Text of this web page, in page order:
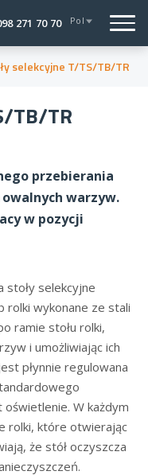
271 70 70 Pol
selekcyjne T/TS/TB/TR
TB/TR
przebierania
warzyw.
w pozycji
stoły selekcyjne
rolki wykonane ze stali
ramie stołu rolki,
i umożliwiając ich
płynnie regulowana
W każdym
rolki, które otwierając
że stół oczyszcza